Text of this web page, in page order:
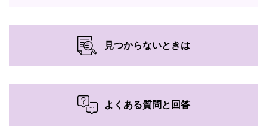
見つからないときは
よくある質問と回答